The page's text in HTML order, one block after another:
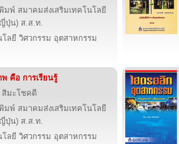
มพ์ สมาคมส่งเสริมเทคโนโลยี
ปุ่น) ส.ส.ท.
โลยี วิศวกรรม อุตสาหกรรม
คือ การเรียนรู้
มะโชคดี
มพ์ สมาคมส่งเสริมเทคโนโลยี
ปุ่น) ส.ส.ท.
โลยี วิศวกรรม อุตสาหกรรม